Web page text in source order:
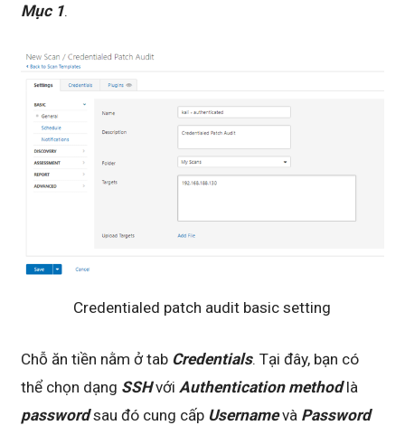
Mục 1.
Credentialed patch audit basic setting
Chỗ ăn tiền nằm ở tab Credentials. Tại đây, bạn có
thể chọn dạng SSHvớiAuthentication methodlà
passwordsau đó cung cấp Usernamevà Password